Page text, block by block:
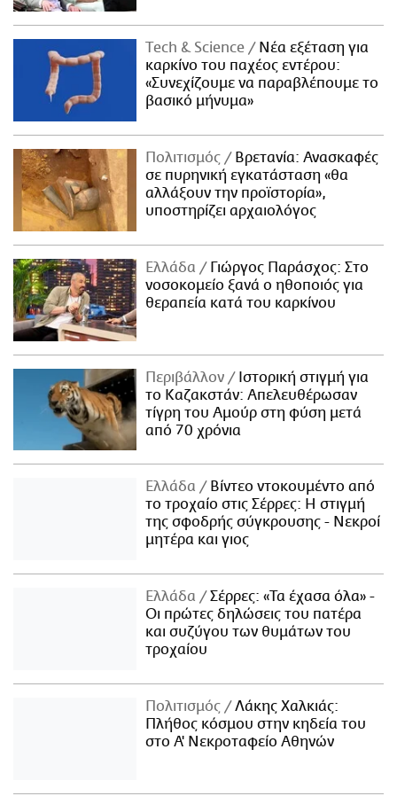
Τech & Science
Νέα εξέταση για
καρκίνο του παχέος εντέρου:
«Συνεχίζουμε να παραβλέπουμε το
βασικό μήνυμα»
Πολιτισμός
Βρετανία: Ανασκαφές
σε πυρηνική εγκατάσταση «θα
αλλάξουν την προϊστορία»,
υποστηρίζει αρχαιολόγος
Ελλάδα
Γιώργος Παράσχος: Στο
νοσοκομείο ξανά ο ηθοποιός για
θεραπεία κατά του καρκίνου
Περιβάλλον
Ιστορική στιγμή για
το Καζακστάν: Απελευθέρωσαν
τίγρη του Αμούρ στη φύση μετά
από 70 χρόνια
Ελλάδα
Βίντεο ντοκουμέντο από
το τροχαίο στις Σέρρες: Η στιγμή
της σφοδρής σύγκρουσης - Νεκροί
μητέρα και γιος
Ελλάδα
Σέρρες: «Τα έχασα όλα» -
Οι πρώτες δηλώσεις του πατέρα
και συζύγου των θυμάτων του
τροχαίου
Πολιτισμός
Λάκης Χαλκιάς:
Πλήθος κόσμου στην κηδεία του
στο Α' Νεκροταφείο Αθηνών